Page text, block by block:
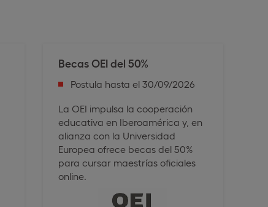
Becas OEI del 50%
Postula hasta el 30/09/2026
La OEI impulsa la cooperación
educativa en Iberoamérica y, en
alianza con la Universidad
Europea ofrece becas del 50%
para cursar maestrías oficiales
online.